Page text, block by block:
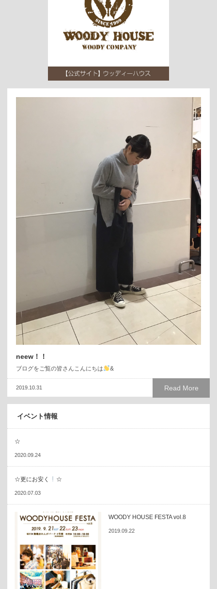
neew！！
ブログをご覧の皆さんこんにちは &
Read More
2019.10.31
イベント情報
☆
2020.09.24
☆更にお安く ☆
2020.07.03
WOODY HOUSE FESTA vol.8
2019.09.22